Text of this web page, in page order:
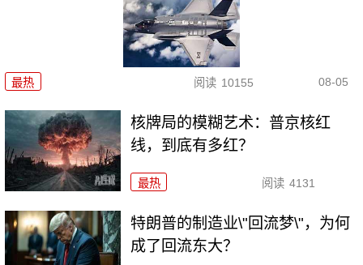
最热 阅读 10155 08-05
核牌局的模糊艺术：普京核红
线，到底有多红？
最热 阅读 4131
特朗普的制造业\"回流梦\"，为何
成了回流东大？